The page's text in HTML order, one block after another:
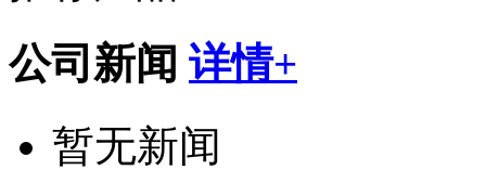
公司新闻 详情+
暂无新闻